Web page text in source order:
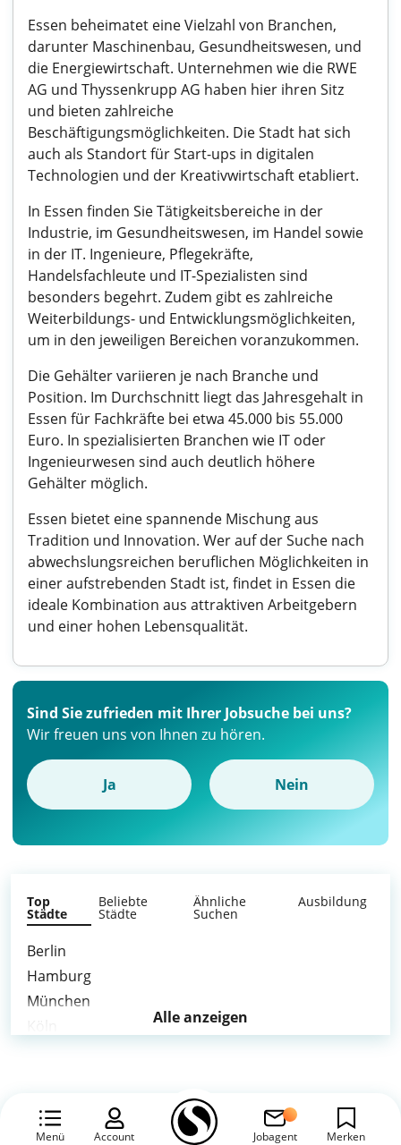
Essen beheimatet eine Vielzahl von Branchen,
darunter Maschinenbau, Gesundheitswesen, und
die Energiewirtschaft. Unternehmen wie die RWE
AG und Thyssenkrupp AG haben hier ihren Sitz
und bieten zahlreiche
Beschäftigungsmöglichkeiten. Die Stadt hat sich
auch als Standort für Start-ups in digitalen
Technologien und der Kreativwirtschaft etabliert.
In Essen finden Sie Tätigkeitsbereiche in der
Industrie, im Gesundheitswesen, im Handel sowie
in der IT. Ingenieure, Pflegekräfte,
Handelsfachleute und IT-Spezialisten sind
besonders begehrt. Zudem gibt es zahlreiche
Weiterbildungs- und Entwicklungsmöglichkeiten,
um in den jeweiligen Bereichen voranzukommen.
Die Gehälter variieren je nach Branche und
Position. Im Durchschnitt liegt das Jahresgehalt in
Essen für Fachkräfte bei etwa 45.000 bis 55.000
Euro. In spezialisierten Branchen wie IT oder
Ingenieurwesen sind auch deutlich höhere
Gehälter möglich.
Essen bietet eine spannende Mischung aus
Tradition und Innovation. Wer auf der Suche nach
abwechslungsreichen beruflichen Möglichkeiten in
einer aufstrebenden Stadt ist, findet in Essen die
ideale Kombination aus attraktiven Arbeitgebern
und einer hohen Lebensqualität.
Menü Account Jobagent Merken
Sind Sie zufrieden mit Ihrer Jobsuche bei uns?
Wir freuen uns von Ihnen zu hören.
Ja Nein
Top
Städte
Beliebte
Städte
Ähnliche
Suchen
Ausbildung
Berlin
Hamburg
München
Leipzig
Alle anzeigen